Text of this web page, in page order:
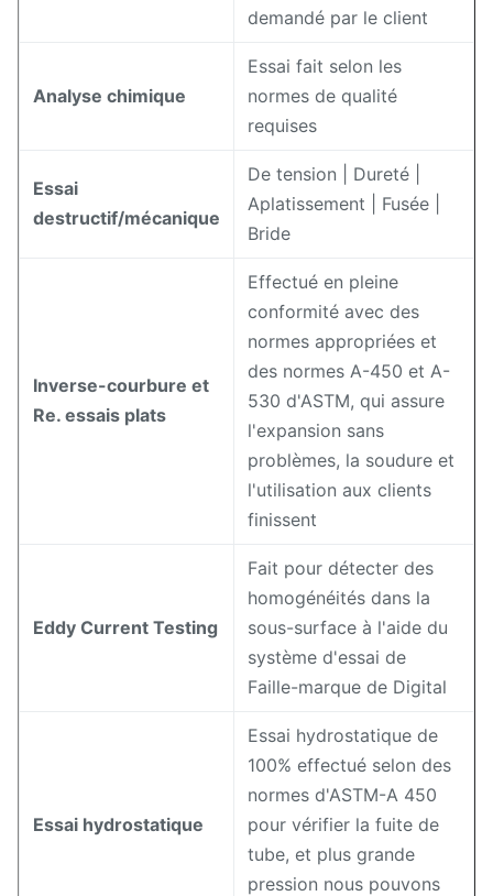
demandé par le client
Analyse chimique
Essai fait selon les
normes de qualité
requises
Essai
destructif/mécanique
De tension | Dureté |
Aplatissement | Fusée |
Bride
Inverse-courbure et
Re. essais plats
Effectué en pleine
conformité avec des
normes appropriées et
des normes A-450 et A-
530 d'ASTM, qui assure
l'expansion sans
problèmes, la soudure et
l'utilisation aux clients
finissent
Eddy Current Testing
Fait pour détecter des
homogénéités dans la
sous-surface à l'aide du
système d'essai de
Faille-marque de Digital
Essai hydrostatique
Essai hydrostatique de
100% effectué selon des
normes d'ASTM-A 450
pour vérifier la fuite de
tube, et plus grande
pression nous pouvons